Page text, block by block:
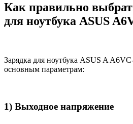
Как правильно
для ноутбука ASUS
Зарядка для ноутбука ASUS A
основным параметрам:
1) Выходное напряжение